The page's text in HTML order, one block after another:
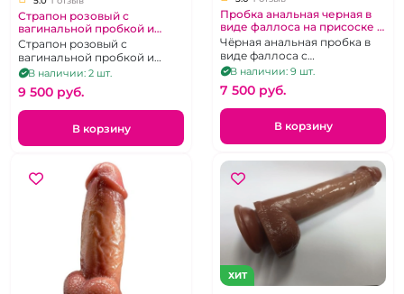
Страпон розовый с
вагинальной пробкой и
вибрацией
Страпон розовый с
вагинальной пробкой и
вибрацией
В наличии: 2 шт.
9 500 pуб.
В корзину
Пробка анальная черная в
виде фаллоса на присоске и
д.у пульте
Чёрная анальная пробка в
виде фаллоса с
дистанционным пультом
управления.
В наличии: 9 шт.
7 500 pуб.
В корзину
ХИТ